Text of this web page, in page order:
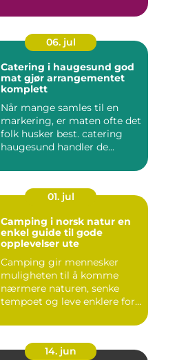
06. jul
Catering i haugesund god
mat gjør arrangementet
komplett
Når mange samles til en
markering, er maten ofte det
folk husker best. catering
haugesund handler de...
01. jul
Camping i norsk natur en
enkel guide til gode
opplevelser ute
Camping gir mennesker
muligheten til å komme
nærmere naturen, senke
tempoet og leve enklere for
14. jun